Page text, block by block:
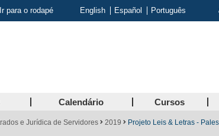
Ir para o rodapé English Español Português
Calendário Cursos
e Jurídica de Servidores 2019
Projeto Leis & Letras -